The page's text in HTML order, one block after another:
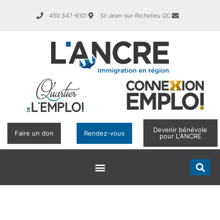
450 347-6101 St-Jean-sur-Richelieu QC
Faire un don Rendez-vous
Devenir bénévole
pour L'ANCRE